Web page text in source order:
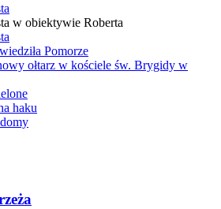
w obiektywie Roberta
Pomorze
ołtarz w kościele św. Brygidy w
haku